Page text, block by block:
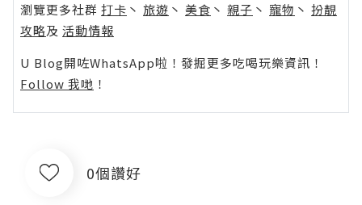
瀏覽更多社群 打卡 丶 旅遊 丶 美食 丶 親子 丶 寵物 丶 扮靚
攻略及 活動情報
U Blog開咗WhatsApp啦！發掘更多吃喝玩樂資訊！
Follow 我哋 ！
0個讚好